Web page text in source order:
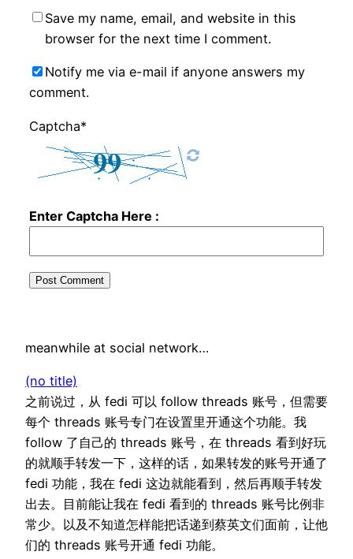
Save my name, email, and website in this
browser for the next time I comment.
Notify me via e-mail if anyone answers my
comment.
Captcha*
Enter Captcha Here :
meanwhile at social network…
(no title)
之前说过，从 fedi 可以 follow threads 账号，但需要
每个 threads 账号专门在设置里开通这个功能。我
follow 了自己的 threads 账号，在 threads 看到好玩
的就顺手转发一下，这样的话，如果转发的账号开通了
fedi 功能，我在 fedi 这边就能看到，然后再顺手转发
出去。目前能让我在 fedi 看到的 threads 账号比例非
常少。以及不知道怎样能把话递到蔡英文们面前，让他
们的 threads 账号开通 fedi 功能。